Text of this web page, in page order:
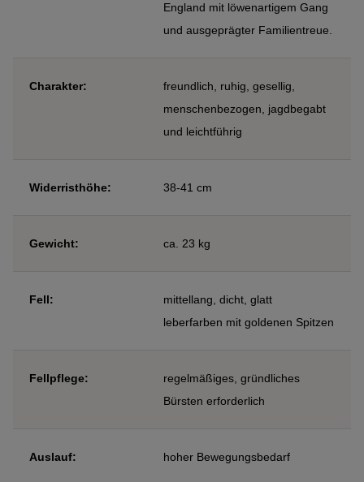
England mit löwenartigem Gang
und ausgeprägter Familientreue.
Charakter:
freundlich, ruhig, gesellig,
menschenbezogen, jagdbegabt
und leichtführig
Widerristhöhe: 38-41 cm
Gewicht: ca. 23 kg
Fell:
mittellang, dicht, glatt
leberfarben mit goldenen Spitzen
Fellpflege:
regelmäßiges, gründliches
Bürsten erforderlich
Auslauf: hoher Bewegungsbedarf